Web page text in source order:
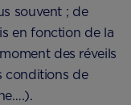
souvent ; de
en fonction de la
des réveils
conditions de